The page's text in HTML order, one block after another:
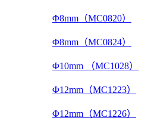
Φ8mm（MC0820）
Φ8mm（MC0824）
Φ10mm （MC1028）
Φ12mm（MC1223）
Φ12mm（MC1226）